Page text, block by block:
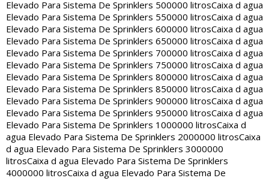
Elevado Para Sistema De Sprinklers 500000 litrosCaixa d agua
Elevado Para Sistema De Sprinklers 550000 litrosCaixa d agua
Elevado Para Sistema De Sprinklers 600000 litrosCaixa d agua
Elevado Para Sistema De Sprinklers 650000 litrosCaixa d agua
Elevado Para Sistema De Sprinklers 700000 litrosCaixa d agua
Elevado Para Sistema De Sprinklers 750000 litrosCaixa d agua
Elevado Para Sistema De Sprinklers 800000 litrosCaixa d agua
Elevado Para Sistema De Sprinklers 850000 litrosCaixa d agua
Elevado Para Sistema De Sprinklers 900000 litrosCaixa d agua
Elevado Para Sistema De Sprinklers 950000 litrosCaixa d agua
Elevado Para Sistema De Sprinklers 1000000 litrosCaixa d
agua Elevado Para Sistema De Sprinklers 2000000 litrosCaixa
d agua Elevado Para Sistema De Sprinklers 3000000
litrosCaixa d agua Elevado Para Sistema De Sprinklers
4000000 litrosCaixa d agua Elevado Para Sistema De